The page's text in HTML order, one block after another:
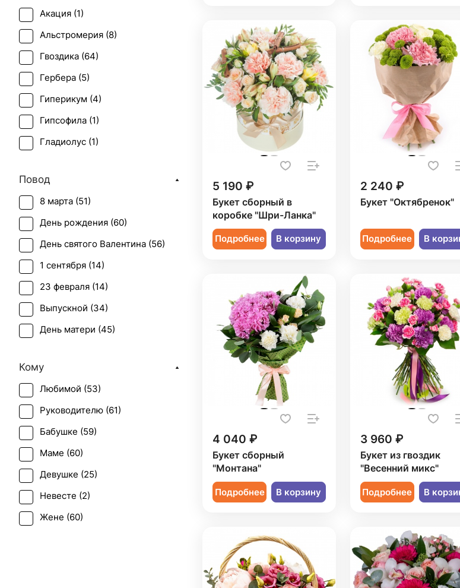
5 190 ₽
Букет сборный в
коробке "Шри-Ланка"
Подробнее В корзину
2 240 ₽
Букет "Октябренок"
Подробнее В
4 040 ₽
Букет сборный
"Монтана"
Подробнее В корзину
3 960 ₽
Букет из гвоздик
"Весенний микс"
Подробнее В
Акация (1)
Альстромерия (8)
Гвоздика (64)
Гербера (5)
Гиперикум (4)
Гипсофила (1)
Гладиолус (1)
Ирис (
Лилия (3)
Орхидея (7)
Пион (3)
Роза (18)
Роза кустовая (9
Скиммия (1 )
Статица (6)
Повод
8 марта (51)
День рождения (60)
День святого Валентина (56)
1 сентября (14)
23 февраля (14)
Выпускной (34)
День матери (45)
Первое свидание (
Последний звонок (
Рождение ребенка (
Свадьба (2)
Татьянин день (
Траур (4)
Юбилей (30
Кому
Любимой (53)
Руководителю (61)
Бабушке (59)
Маме (60)
Девушке (25)
Невесте (2)
Жене (60)